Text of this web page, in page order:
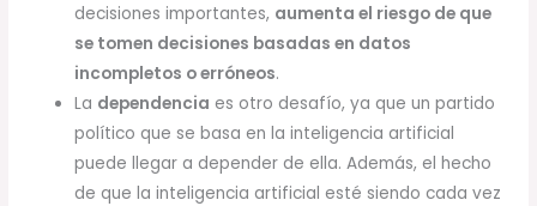
decisiones importantes, aumenta el riesgo de que
se tomen decisiones basadas en datos
incompletos o erróneos.
La dependencia es otro desafío, ya que un partido
político que se basa en la inteligencia artificial
puede llegar a depender de ella. Además, el hecho
de que la inteligencia artificial esté siendo cada vez